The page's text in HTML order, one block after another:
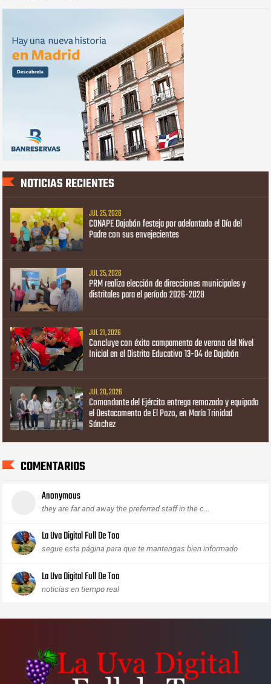
NOTICIAS RECIENTES
JUL 25, 2026
CONAPE Dajabón festeja por adelantado el Día del
Padre con sus envejecientes
JUL 25, 2026
PRM realiza elección de direcciones municipales y
distritales para el período 2026-2028
JUL 21, 2026
Concluye con éxito campamento de verano del Nivel
Inicial en el Distrito Educativo 13-04 de Dajabón
JUL 20, 2026
Comandante del Ejército entrega remozado y equipado
el Destacamento de El Pozo, en María Trinidad
Sánchez
COMENTARIOS
Anonymous
they are far and away the preferred staff in the c...
La Uva Digital Full De Too
segue esta página para que te mantengas bien informado
La Uva Digital Full De Too
noticias en tiempo real